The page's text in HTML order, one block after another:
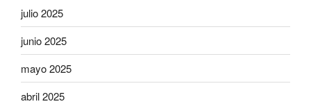
julio 2025
junio 2025
mayo 2025
abril 2025